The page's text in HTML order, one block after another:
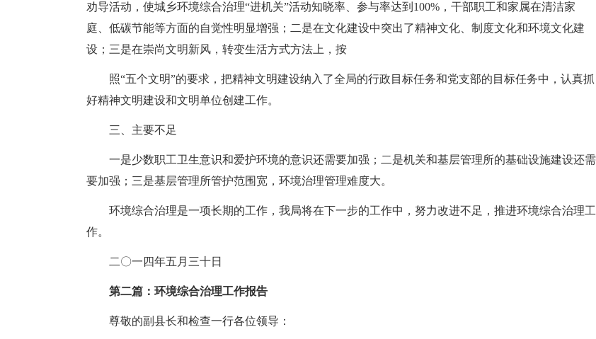
劝导活动，使城乡环境综合治理“进机关”活动知晓率、参与率达到100%，干部职工和家属在清洁家
庭、低碳节能等方面的自觉性明显增强；二是在文化建设中突出了精神文化、制度文化和环境文化建
设；三是在崇尚文明新风，转变生活方式方法上，按
照“五个文明”的要求，把精神文明建设纳入了全局的行政目标任务和党支部的目标任务中，认真抓
好精神文明建设和文明单位创建工作。
三、主要不足
一是少数职工卫生意识和爱护环境的意识还需要加强；二是机关和基层管理所的基础设施建设还需
要加强；三是基层管理所管护范围宽，环境治理管理难度大。
环境综合治理是一项长期的工作，我局将在下一步的工作中，努力改进不足，推进环境综合治理工
作。
二〇一四年五月三十日
第二篇：环境综合治理工作报告
尊敬的副县长和检查一行各位领导：